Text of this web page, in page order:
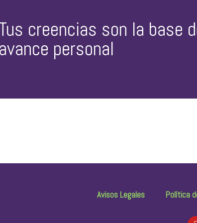
creencias son la base
avance personal
Avisos Legales Política